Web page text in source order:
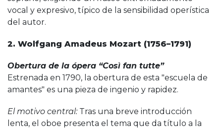
vocal y expresivo, típico de la sensibilidad operística
del autor.
2. ​Wolfgang Amadeus Mozart (1756–1791)
Obertura de la ópera “Così fan tutte”
Estrenada en 1790, la obertura de esta "escuela de
amantes" es una pieza de ingenio y rapidez.
El motivo central: Tras una breve introducción
lenta, el oboe presenta el tema que da título a la